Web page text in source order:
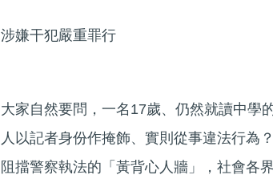
涉嫌干犯嚴重罪行
大家自然要問，一名17歲、仍然就讀中學
人以記者身份作掩飾、實則從事違法行為
阻擋警察執法的「黃背心人牆」，社會各